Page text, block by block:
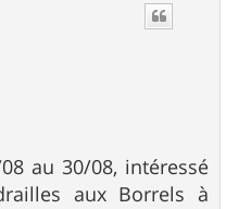
au 30/08, intéressé
aux Borrels à